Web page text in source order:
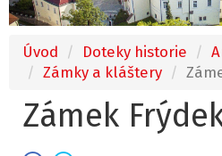
Úvod Doteky historie
Zámky a kláštery
Zámek